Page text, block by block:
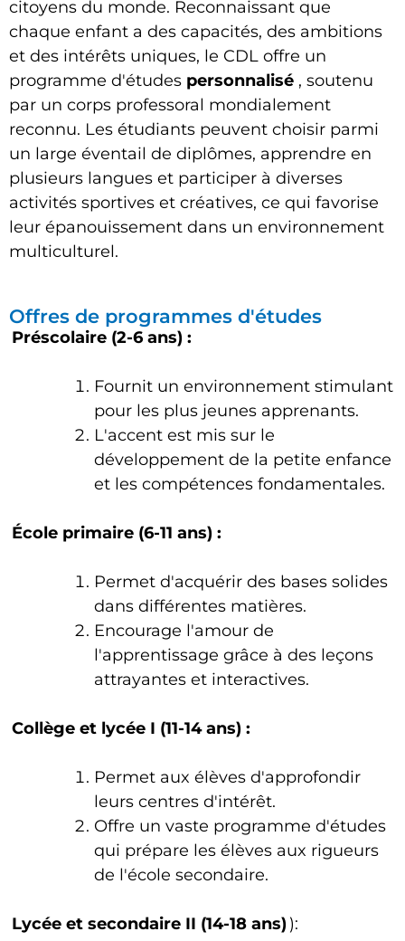
citoyens du monde. Reconnaissant que
chaque enfant a des capacités, des ambitions
et des intérêts uniques, le CDL offre un
programme d'études personnalisé , soutenu
par un corps professoral mondialement
reconnu. Les étudiants peuvent choisir parmi
un large éventail de diplômes, apprendre en
plusieurs langues et participer à diverses
activités sportives et créatives, ce qui favorise
leur épanouissement dans un environnement
multiculturel.
Offres de programmes d'études
Préscolaire (2-6 ans) :
Fournit un environnement stimulant
pour les plus jeunes apprenants.
L'accent est mis sur le
développement de la petite enfance
et les compétences fondamentales.
École primaire (6-11 ans) :
Permet d'acquérir des bases solides
dans différentes matières.
Encourage l'amour de
l'apprentissage grâce à des leçons
attrayantes et interactives.
Collège et lycée I (11-14 ans) :
Permet aux élèves d'approfondir
leurs centres d'intérêt.
Offre un vaste programme d'études
qui prépare les élèves aux rigueurs
de l'école secondaire.
Lycée et secondaire II (14-18 ans)):